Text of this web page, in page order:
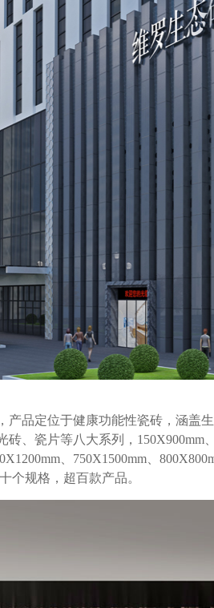
产品定位于健康功能性瓷砖，涵盖
、瓷片等八大系列，150X900mm
、750X1500mm、
个规格，超百款产品。